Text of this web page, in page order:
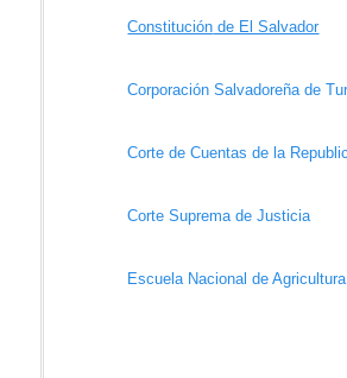
Constitución de El Salvador
Corporación Salvadoreña de
Corte de Cuentas de la
Corte Suprema de Justicia
Escue la Nacional de